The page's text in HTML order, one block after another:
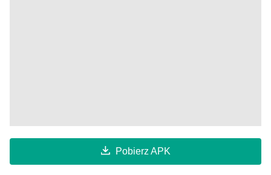
Pobierz APK